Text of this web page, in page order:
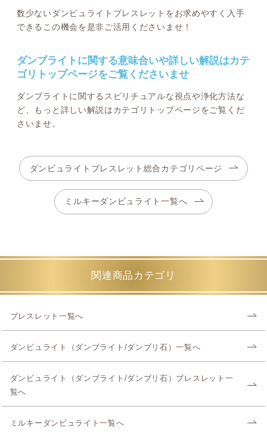
数少ないダンビュライトブレスレットをお求めやすく入手
できるこの機会を是非ご活用くださいませ！
ダンブライトに関する意味合いや詳しい解説はカテ
ゴリトップページをご覧くださいませ
ダンブライトに関するスピリチュアルな視点や浄化方法な
ど、もっと詳しい解説はカテゴリトップページをご覧くだ
さいませ。
ダンビュライトブレスレット総合カテゴリページ
ミルキーダンビュライト一覧へ
関連商品カテゴリ
ブレスレット一覧へ
ダンビュライト（ダンブライト/ダンブリ石）一覧へ
ダンビュライト（ダンブライト/ダンブリ石）ブレスレット一
覧へ
ミルキーダンビュライト一覧へ